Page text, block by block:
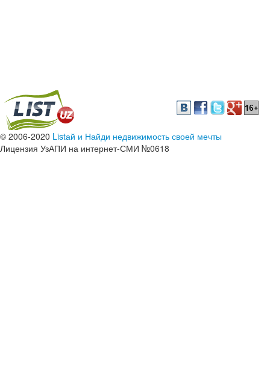
© 2006-2020 Listай и Найди недвижимость своей мечты
Лицензия УзАПИ на интернет-СМИ №0618